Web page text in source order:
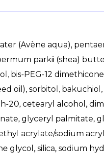
(Avène aqua),
parkii (shea)
bis-PEG-12
oil), sorbitol,
20, cetearyl alcohol,
glyceryl palmitate,
acrylate/sodium
glycol, silica, sodium